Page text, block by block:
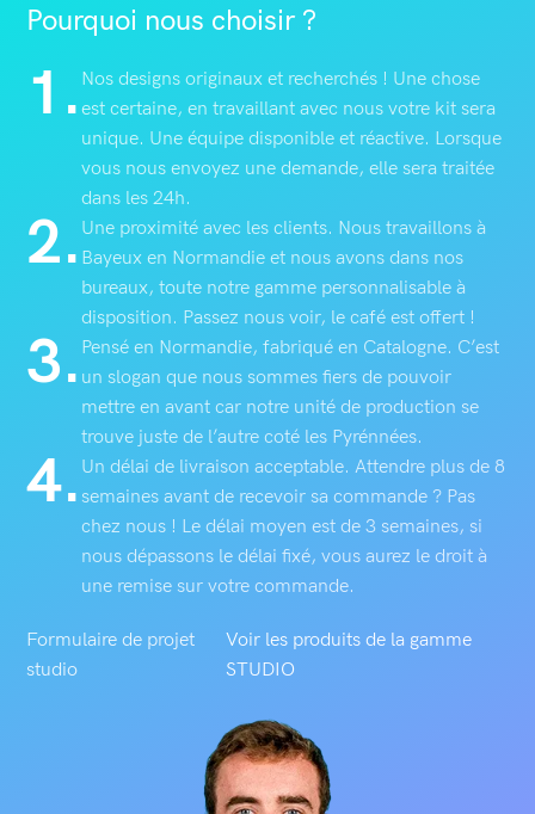
Pourquoi nous choisir ?
1.Nos designs originaux et recherchés ! Une chose
est certaine, en travaillant avec nous votre kit sera
unique. Une équipe disponible et réactive. Lorsque
vous nous envoyez une demande, elle sera traitée
dans les 24h.
2. Une proximité avec les clients. Nous travaillons à
Bayeux en Normandie et nous avons dans nos
bureaux, toute notre gamme personnalisable à
disposition. Passez nous voir, le café est offert !
3. Pensé en Normandie, fabriqué en Catalogne. C’est
un slogan que nous sommes fiers de pouvoir
mettre en avant car notre unité de production se
trouve juste de l’autre coté les Pyrénnées.
4.Un délai de livraison acceptable. Attendre plus de 8
semaines avant de recevoir sa commande ? Pas
chez nous ! Le délai moyen est de 3 semaines, si
nous dépassons le délai fixé, vous aurez le droit à
une remise sur votre commande.
Formulaire de projet
studio
Voir les produits de la gamme
STUDIO